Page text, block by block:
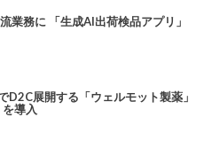
業務に 「生成AI出荷検品アプリ」
D2C展開する「ウェルモット製薬」
導入